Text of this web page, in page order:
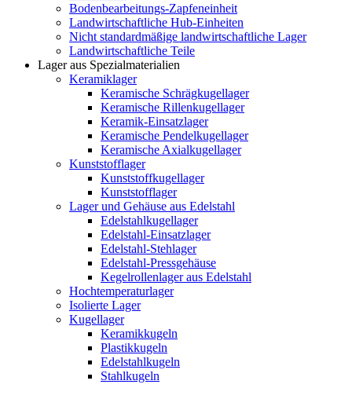
Bodenbearbeitungs-Zapfeneinheit
Landwirtschaftliche Hub-Einheiten
Nicht standardmäßige landwirtschaftliche Lager
Landwirtschaftliche Teile
Lager aus Spezialmaterialien
Keramiklager
Keramische Schrägkugellager
Keramische Rillenkugellager
Keramik-Einsatzlager
Keramische Pendelkugellager
Keramische Axialkugellager
Kunststofflager
Kunststoffkugellager
Kunststofflager
Lager und Gehäuse aus Edelstahl
Edelstahlkugellager
Edelstahl-Einsatzlager
Edelstahl-Stehlager
Edelstahl-Pressgehäuse
Kegelrollenlager aus Edelstahl
Hochtemperaturlager
Isolierte Lager
Kugellager
Keramikkugeln
Plastikkugeln
Edelstahlkugeln
Stahlkugeln